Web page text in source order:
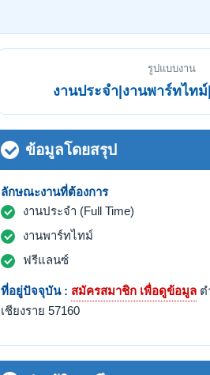
รูปแบบงาน
งานประจำ|งานพาร์ทไท
ข้อมูลโดยสรุป
ลักษณะงานที่ต้องการ
งานประจำ (Full Time)
งานพาร์ทไทม์
ฟรีแลนซ์
ที่อยู่ปัจจุบัน : สมัครสมาชิก เพื่อดูข้อมูล ต
เชียงราย 57160